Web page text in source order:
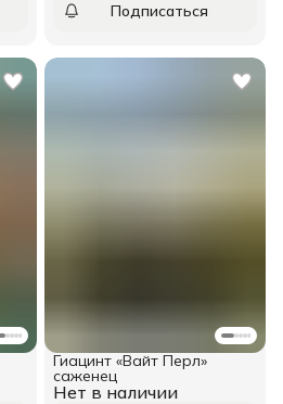
Подписаться
Нет в наличии
Гиацинт «Вайт Перл»
саженец